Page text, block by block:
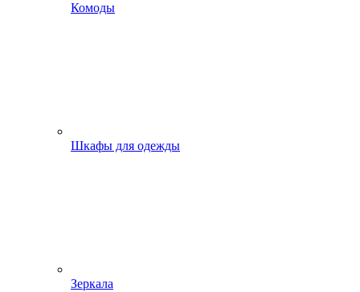
Комоды
Шкафы для одежды
Зеркала